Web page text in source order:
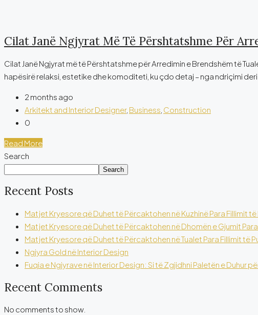
Cilat Janë Ngjyrat Më Të Përshtatshme Për
Cilat Janë Ngjyrat më të Përshtatshme për Arredimin e Brendshëm të
hapësirë relaksi, estetike dhe komoditeti, ku çdo detaj – nga ndriçimi
2 months ago
Arkitekt and Interior Designer, Business Construction
0
Read More
Search
Search
Recent Posts
Matjet Kryesore që Duhet të Përcaktohen në Kuzhinë Para Fillimit
Matjet Kryesore që Duhet të Përcaktohen në Dhomën e Gjumit
Matjet Kryesore që Duhet të Përcaktohen në Tualet Para Fillimit të
Ngjyra Gold në Interior Design
Fuqia e Ngjyrave në Interior Design: Si të Zgjidhni Paletën e Duhur
Recent Comments
No comments to show.